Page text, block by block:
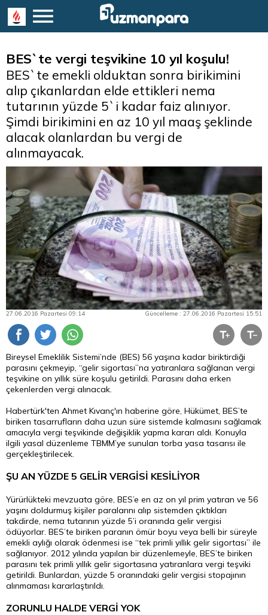
BES`te vergi teşvikine 10 yıl koşulu!
BES`te emekli olduktan sonra birikimini
alıp çıkanlardan elde ettikleri nema
tutarının yüzde 5`i kadar faiz alınıyor.
Şimdi birikimini en az 10 yıl maaş şeklinde
alacak olanlardan bu vergi de
alınmayacak.
27.06.2016 Pazartesi 09:14 Güncelleme : 27.06.2016 Pazartesi 15:51
Bireysel Emeklilik Sistemi’nde (BES) 56 yaşına kadar biriktirdiği
parasını çekmeyip, “gelir sigortası”na yatıranlara sağlanan vergi
teşvikine on yıllık süre koşulu getirildi. Parasını daha erken
çekenlerden vergi alınacak.
Habertürk'ten Ahmet Kıvanç'ın haberine göre, Hükümet, BES’te
biriken tasarrufların daha uzun süre sistemde kalmasını sağlamak
amacıyla vergi teşvikinde değişiklik yapma kararı aldı. Konuyla
ilgili yasal düzenleme TBMM’ye sunulan torba yasa tasarısı ile
gerçekleştirilecek.
ŞU AN YÜZDE 5 GELİR VERGİSİ KESİLİYOR
Yürürlükteki mevzuata göre, BES’e en az on yıl prim yatıran ve 56
yaşını doldurmuş kişiler paralarını alıp sistemden çıktıkları
takdirde, nema tutarının yüzde 5’i oranında gelir vergisi
ödüyorlar. BES’te biriken paranın ömür boyu veya belli bir süreyle
emekli aylığı olarak ödenmesi ise “tek primli yıllık gelir sigortası” ile
sağlanıyor. 2012 yılında yapılan bir düzenlemeyle, BES’te biriken
parasını tek primli yıllık gelir sigortasına yatıranlara vergi teşviki
getirildi. Bunlardan, yüzde 5 oranındaki gelir vergisi stopajının
alınmaması kararlaştırıldı.
ZORUNLU HALDE VERGİ YOK